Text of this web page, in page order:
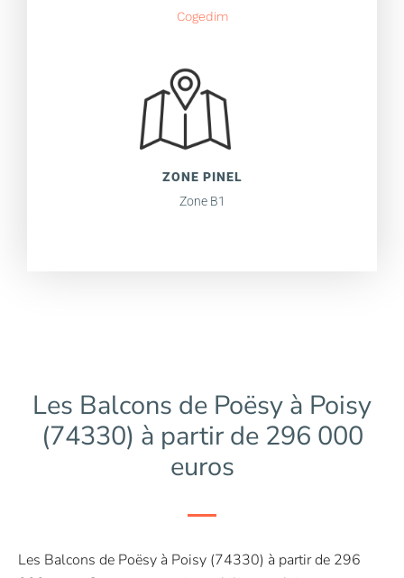
Cogedim
ZONE PINEL
Zone B1
Les Balcons de Poësy à Poisy
(74330) à partir de 296 000
euros
Les Balcons de Poësy à Poisy (74330) à partir de 296